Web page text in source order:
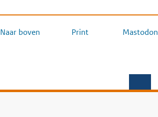
Naar boven Print Mastodon